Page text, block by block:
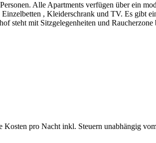
Alle Apartments verfügen über ein
, Kleiderschrank und TV. Es gibt
steht mit Sitzgelegenheiten und Raucherzone
pro Nacht inkl. Steuern unabhängig